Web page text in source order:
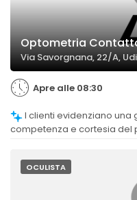
Optometria
Via Savorgnana, 22/A,
Apre alle 08:30
competenza e cortesia del
OCULISTA